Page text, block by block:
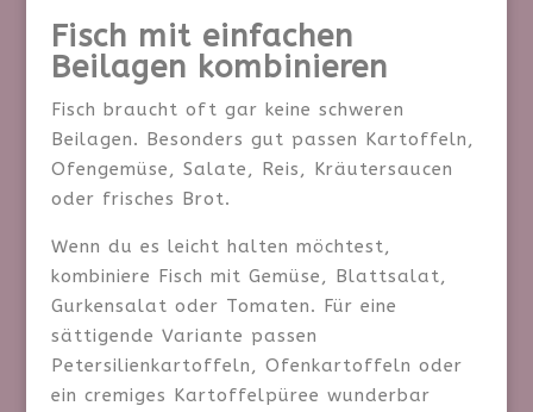
Fisch mit einfachen
Beilagen kombinieren
Fisch braucht oft gar keine schweren
Beilagen. Besonders gut passen Kartoffeln,
Ofengemüse, Salate, Reis, Kräutersaucen
oder frisches Brot.
Wenn du es leicht halten möchtest,
kombiniere Fisch mit Gemüse, Blattsalat,
Gurkensalat oder Tomaten. Für eine
sättigende Variante passen
Petersilienkartoffeln, Ofenkartoffeln oder
ein cremiges Kartoffelpüree wunderbar